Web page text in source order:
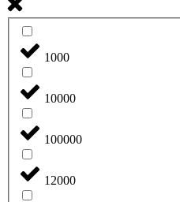
1000
10000
100000
12000